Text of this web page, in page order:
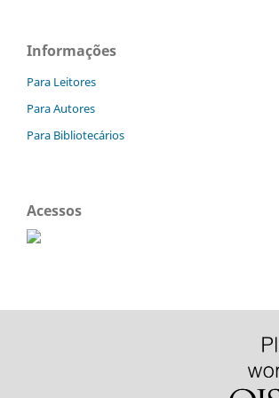
Informações
Para Leitores
Para Autores
Para Bibliotecários
Acessos